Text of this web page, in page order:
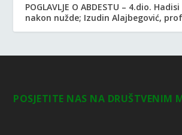
POGLAVLJE O ABDESTU – 4.dio.
nakon nužde; Izudin Alajbegović,
POSJETITE NAS NA DRUŠTVENIM